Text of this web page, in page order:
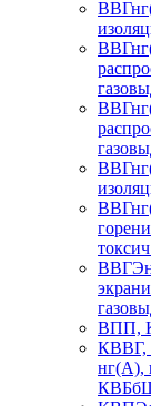
ВПП,
КВВГ,
нг(А),